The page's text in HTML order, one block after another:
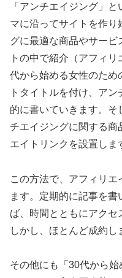
「アンチエイジング」
マに沿ってサイトを作り
グに最適な商品やサービ
トの中で紹介（アフィ
代から始める女性のため
トタイトルを付け、ア
的に書いていきます。そ
チエイジングに関する商
エイトリンクを設置しま
この方法で、アフィリ
ます。定期的に記事を
ば、時間とともにアクセ
しかし、ほとんど成約し
その他にも「30代から